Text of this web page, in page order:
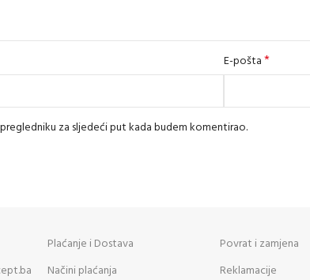
E-pošta*
za sljedeći put kada budem komentirao.
Plaćanje i Dostava
Načini plaćanja
Povrat i zamjena
Reklamacije